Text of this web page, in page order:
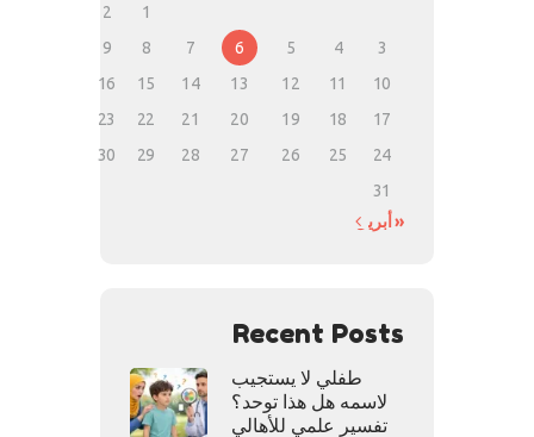
1
2
3
4
5
6
7
8
9
10
11
12
13
14
15
16
17
18
19
20
21
22
23
24
25
26
27
28
29
30
31
« أبريل
Recent Posts
طفلي لا يستجيب
لاسمه هل هذا توحد؟
تفسير علمي للأهالي